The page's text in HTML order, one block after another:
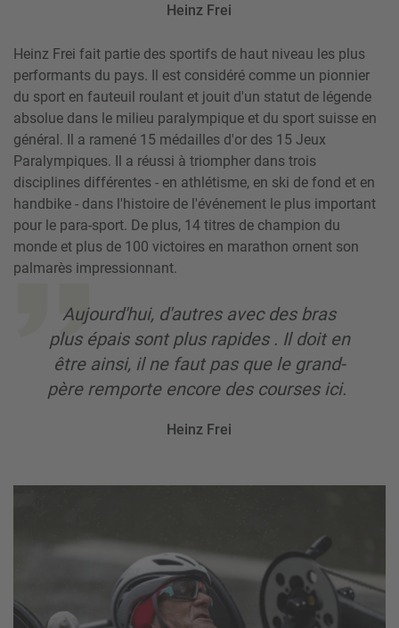
Heinz Frei
Heinz Frei fait partie des sportifs de haut niveau les plus
performants du pays. Il est considéré comme un pionnier
du sport en fauteuil roulant et jouit d'un statut de légende
absolue dans le milieu paralympique et du sport suisse en
général. Il a ramené 15 médailles d'or des 15 Jeux
Paralympiques. Il a réussi à triompher dans trois
disciplines différentes - en athlétisme, en ski de fond et en
handbike - dans l'histoire de l'événement le plus important
pour le para-sport. De plus, 14 titres de champion du
monde et plus de 100 victoires en marathon ornent son
palmarès impressionnant.
Aujourd'hui, d'autres avec des bras
plus épais sont plus rapides . Il doit en
être ainsi, il ne faut pas que le grand-
père remporte encore des courses ici.
Heinz Frei